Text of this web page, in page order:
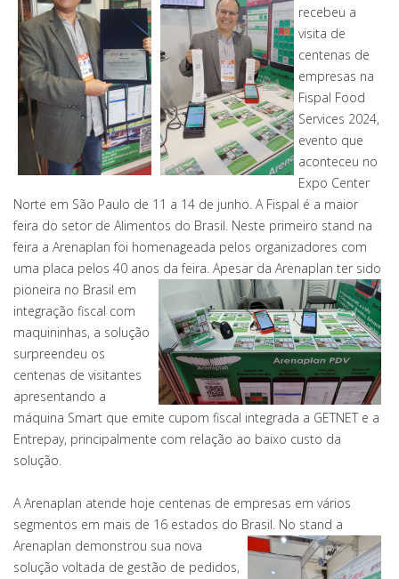
recebeu a
visita de
centenas de
empresas na
Fispal Food
Services 2024,
evento que
aconteceu no
Expo Center
Norte em São Paulo de 11 a 14 de junho. A Fispal é a maior
feira do setor de Alimentos do Brasil. Neste primeiro stand na
feira a Arenaplan foi homenageada pelos organizadores com
uma placa pelos 40 anos da feira. Apesar da Arenaplan ter sido
pioneira no Brasil em
integração fiscal com
maquininhas, a solução
surpreendeu os
centenas de visitantes
apresentando a
máquina Smart que emite cupom fiscal integrada a GETNET e a
Entrepay, principalmente com relação ao baixo custo da
solução.
A Arenaplan atende hoje centenas de empresas em vários
segmentos em mais de 16 estados do Brasil. No stand a
Arenaplan demonstrou sua nova
solução voltada de gestão de pedidos,